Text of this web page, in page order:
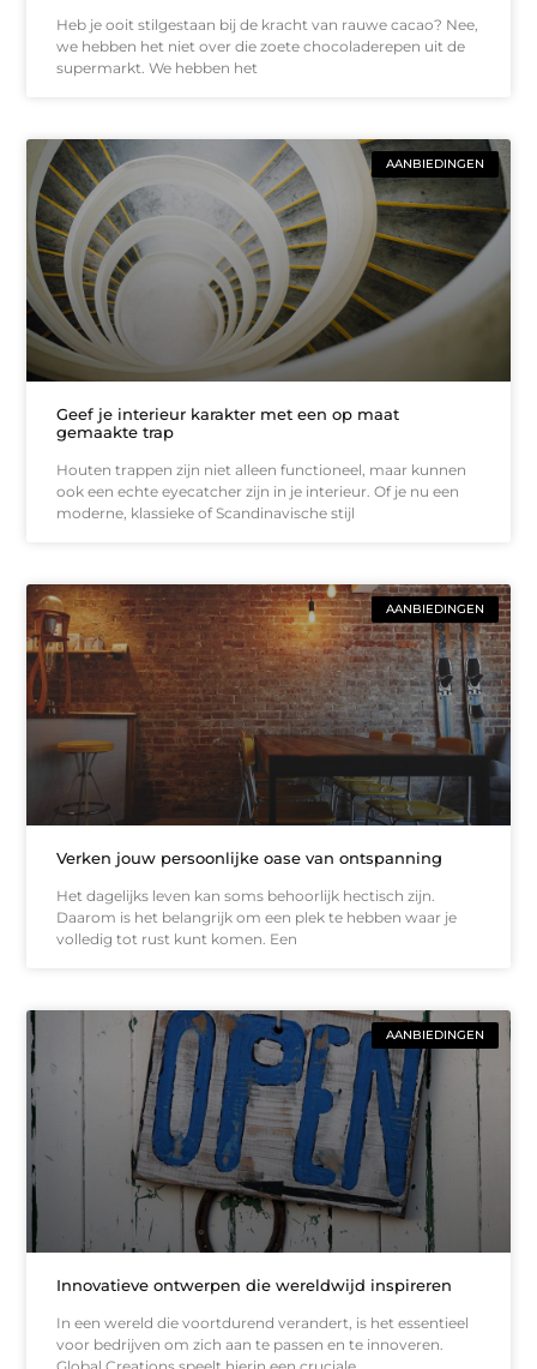
Heb je ooit stilgestaan bij de kracht van rauwe cacao? Nee,
we hebben het niet over die zoete chocoladerepen uit de
supermarkt. We hebben het
AANBIEDINGEN
Geef je interieur karakter met een op maat
gemaakte trap
Houten trappen zijn niet alleen functioneel, maar kunnen
ook een echte eyecatcher zijn in je interieur. Of je nu een
moderne, klassieke of Scandinavische stijl
AANBIEDINGEN
Verken jouw persoonlijke oase van ontspanning
Het dagelijks leven kan soms behoorlijk hectisch zijn.
Daarom is het belangrijk om een plek te hebben waar je
volledig tot rust kunt komen. Een
AANBIEDINGEN
Innovatieve ontwerpen die wereldwijd inspireren
In een wereld die voortdurend verandert, is het essentieel
voor bedrijven om zich aan te passen en te innoveren.